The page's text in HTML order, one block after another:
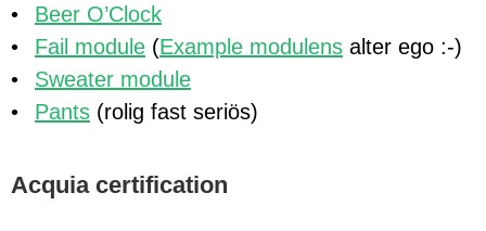
Beer O’Clock
Fail module (Example modulens alter ego :-)
Sweater module
Pants (rolig fast seriös)
Acquia certification